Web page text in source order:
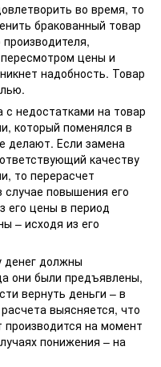
во время, то
бракованный товар
цены и
надобность. Товар
с недостатками на товар
который поменялся в
делают. Если замена
качеству
то перерасчет
случае повышения его
его цены в период
– исходя из его
денег должны
они были предъявлены,
вернуть деньги – в
выясняется, что
на момент
понижения – на